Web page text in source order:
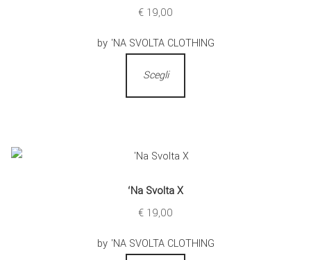
€ 19,00
by 'NA SVOLTA CLOTHING
Scegli
‘Na Svolta X
€ 19,00
by 'NA SVOLTA CLOTHING